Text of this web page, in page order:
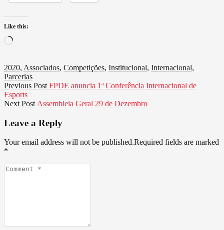
Like this:
Loading…
2020, Associados, Competições, Institucional, Internacional,
Parcerias
Navegação
de
Previous Post Previous
FPDE anuncia 1ª Conferência Internacional de
Esports
Next Post Next
Assembleia Geral 29 de Dezembro
Leave a Reply
Your email address will not be published.Required fields are marked
*
Comment